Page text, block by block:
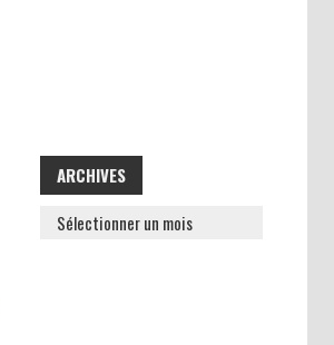
ARCHIVES
ARCHIVES